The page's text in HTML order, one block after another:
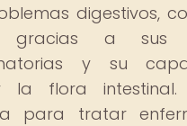
digestivos,
gracias a sus
y su
la flora intestinal.
para tratar